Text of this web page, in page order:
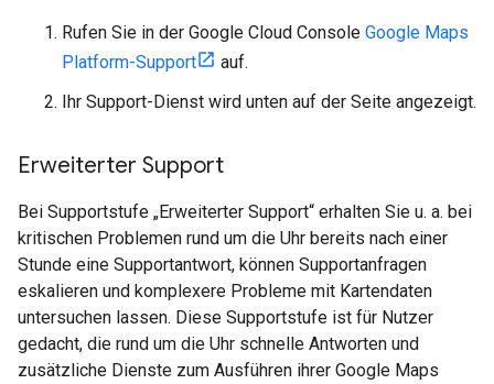
Rufen Sie in der Google Cloud Console Google Maps
Platform-Support
auf.
Ihr Support-Dienst wird unten auf der Seite angezeigt.
Erweiterter Support
Bei Supportstufe „Erweiterter Support“ erhalten Sie u. a. bei
kritischen Problemen rund um die Uhr bereits nach einer
Stunde eine Supportantwort, können Supportanfragen
eskalieren und komplexere Probleme mit Kartendaten
untersuchen lassen. Diese Supportstufe ist für Nutzer
gedacht, die rund um die Uhr schnelle Antworten und
zusätzliche Dienste zum Ausführen ihrer Google Maps